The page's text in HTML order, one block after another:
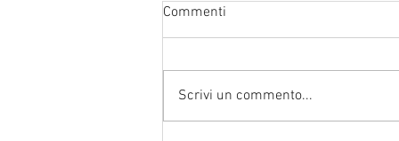
Commenti
Scrivi un commento...